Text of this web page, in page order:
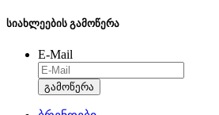
სიახლეების გამოწერა
E-Mail
გამოწერა